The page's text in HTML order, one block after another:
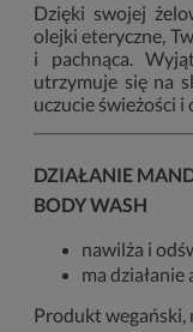
Dzięki swojej
olejki eteryczne,
i pachnąca.
utrzymuje się na
uczucie świeżości i
DZIAŁANIE
BODY WASH
nawilża i
ma
Produkt wegański,